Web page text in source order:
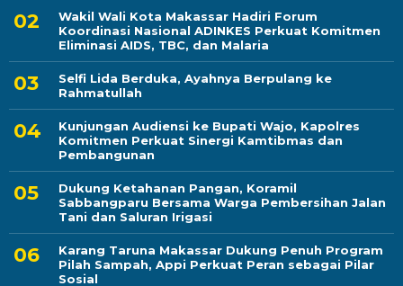
Wakil Wali Kota Makassar Hadiri Forum
Koordinasi Nasional ADINKES Perkuat Komitmen
Eliminasi AIDS, TBC, dan Malaria
Selfi Lida Berduka, Ayahnya Berpulang ke
Rahmatullah
Kunjungan Audiensi ke Bupati Wajo, Kapolres
Komitmen Perkuat Sinergi Kamtibmas dan
Pembangunan
Dukung Ketahanan Pangan, Koramil
Sabbangparu Bersama Warga Pembersihan Jalan
Tani dan Saluran Irigasi
Karang Taruna Makassar Dukung Penuh Program
Pilah Sampah, Appi Perkuat Peran sebagai Pilar
Sosial